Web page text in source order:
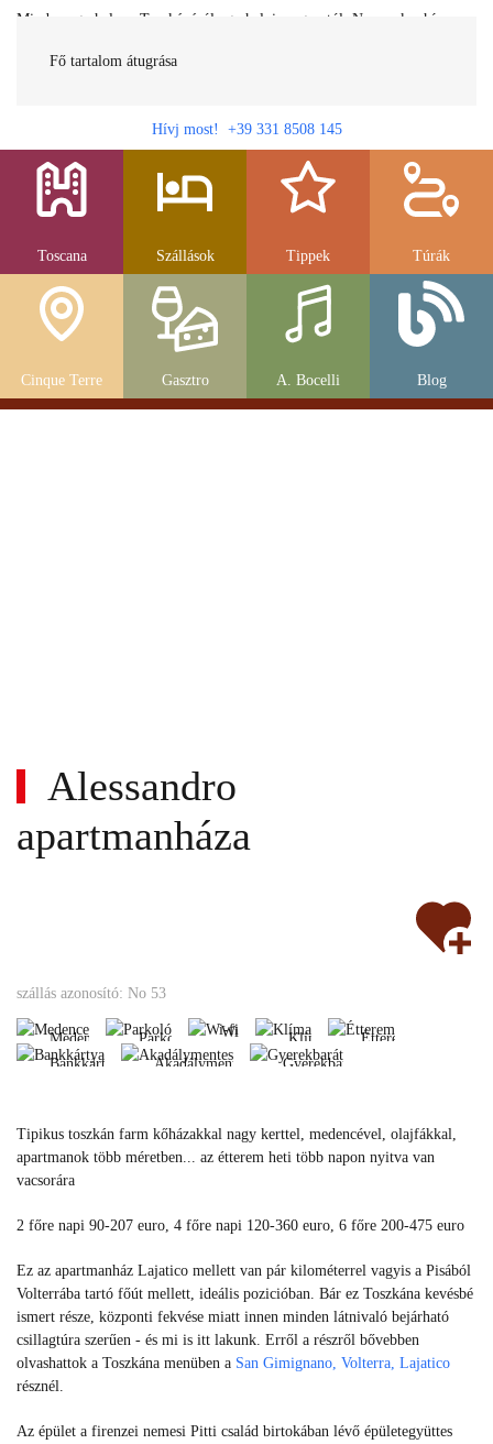
Fő tartalom átugrása
Minden egy helyen Toszkánáról egy helyi magyartól. Nemcsak a híres
gasztronomia....
Hívj most! +39 331 8508 145
Toscana Szállások Tippek Túrák
Cinque Terre Gasztro A. Bocelli Blog
Alessandro
apartmanháza
szállás azonosító: No 53
Medence
Medence
Parkoló
Parkoló
Wi-
fi
Klíma Étterem
Bankkártya
Bankkártya
Akadálymentes
Akadálymentes
Gyerekbarát
Gyerekbarát
Tipikus toszkán farm kőházakkal nagy kerttel, medencével, olajfákkal,
apartmanok több méretben... az étterem heti több napon nyitva van
vacsorára
2 főre napi 90-207 euro, 4 főre napi 120-360 euro, 6 főre 200-475 euro
Ez az apartmanház Lajatico mellett van pár kilométerrel vagyis a Pisából
Volterrába tartó főút mellett, ideális pozicióban. Bár ez Toszkána kevésbé
ismert része, központi fekvése miatt innen minden látnivaló bejárható
csillagtúra szerűen - és mi is itt lakunk. Erről a részről bővebben
olvashattok a Toszkána menüben a San Gimignano, Volterra, Lajatico
résznél.
Az épület a firenzei nemesi Pitti család birtokában lévő épületegyüttes